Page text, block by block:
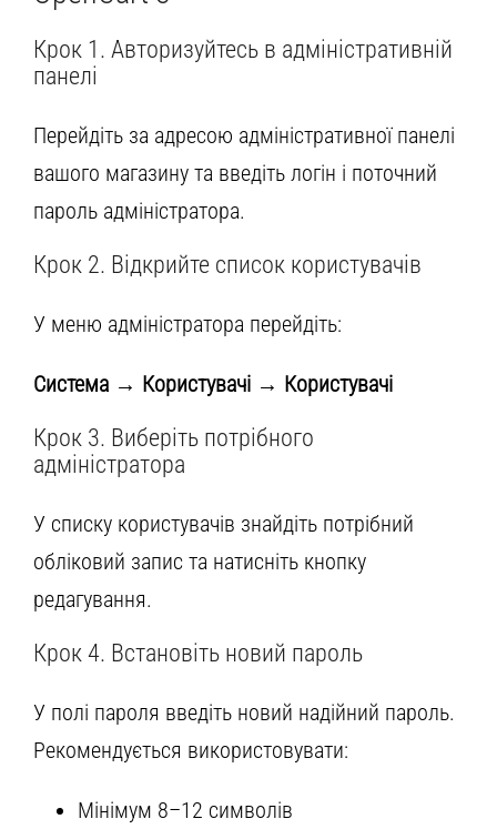
Крок 1. Авторизуйтесь в адміністративній
панелі
Перейдіть за адресою адміністративної панелі
вашого магазину та введіть логін і поточний
пароль адміністратора.
Крок 2. Відкрийте список користувачів
У меню адміністратора перейдіть:
Система → Користувачі → Користувачі
Крок 3. Виберіть потрібного
адміністратора
У списку користувачів знайдіть потрібний
обліковий запис та натисніть кнопку
редагування.
Крок 4. Встановіть новий пароль
У полі пароля введіть новий надійний пароль.
Рекомендується використовувати:
Мінімум 8–12 символів